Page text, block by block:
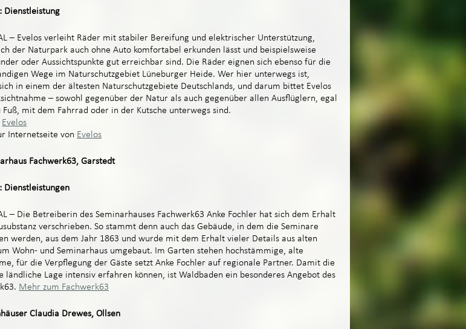
Dienstleistung
– Evelos verleiht Räder mit stabiler Bereifung und elektrischer Unterstützung,
der Naturpark auch ohne Auto komfortabel erkunden lässt und beispielsweise
oder Aussichtspunkte gut erreichbar sind. Die Räder eignen sich ebenso für die
Wege im Naturschutzgebiet Lüneburger Heide. Wer hier unterwegs ist,
in einem der ältesten Naturschutzgebiete Deutschlands, und darum bittet Evelos
– sowohl gegenüber der Natur als auch gegenüber allen Ausflüglern, egal
Fuß, mit dem Fahrrad oder in der Kutsche unterwegs sind.
Evelos
Internetseite von Evelos
Fachwerk63, Garstedt
Dienstleistungen
– Die Betreiberin des Seminarhauses Fachwerk63 Anke Fochler hat sich dem Erhalt
verschrieben. So stammt denn auch das Gebäude, in dem die Seminare
werden, aus dem Jahr 1863 und wurde mit dem Erhalt vieler Details aus alten
Wohn- und Seminarhaus umgebaut. Im Garten stehen hochstämmige, alte
für die Verpflegung der Gäste setzt Anke Fochler auf regionale Partner. Damit die
ländliche Lage intensiv erfahren können, ist Waldbaden ein besonderes Angebot des
Mehr zum Fachwerk63
Claudia Drewes, Ollsen